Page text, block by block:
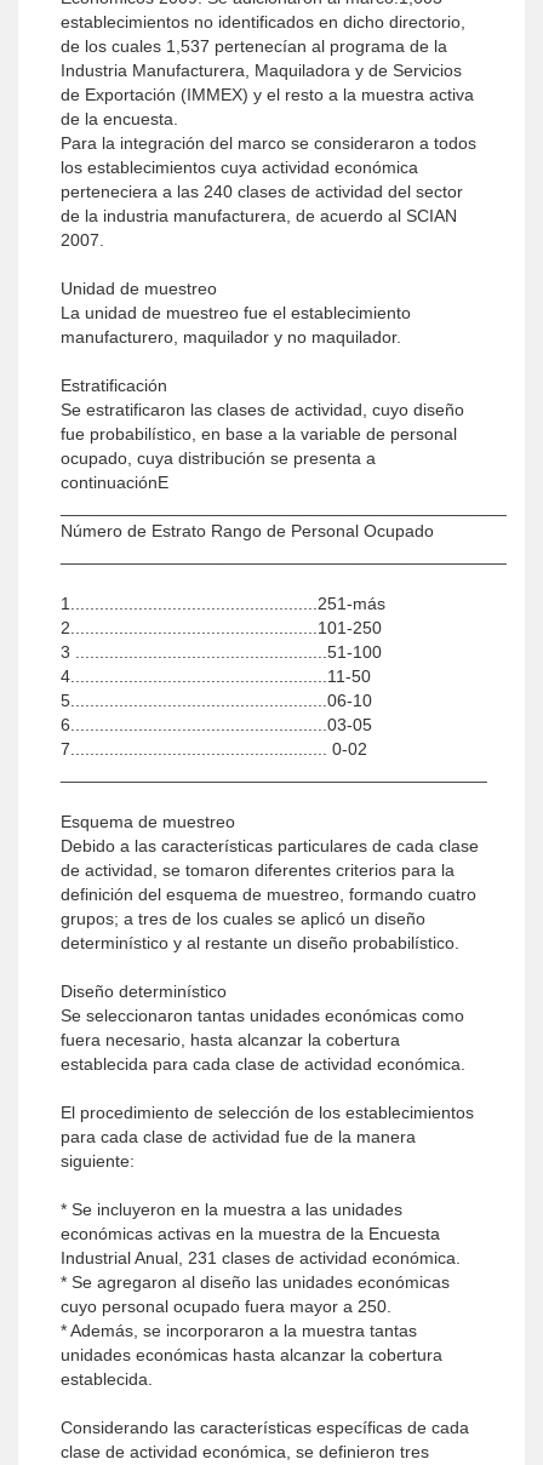
establecimientos no identificados en dicho directorio,
de los cuales 1,537 pertenecían al programa de la
Industria Manufacturera, Maquiladora y de Servicios
de Exportación (IMMEX) y el resto a la muestra activa
de la encuesta.
Para la integración del marco se consideraron a todos
los establecimientos cuya actividad económica
perteneciera a las 240 clases de actividad del sector
de la industria manufacturera, de acuerdo al SCIAN
2007.
Unidad de muestreo
La unidad de muestreo fue el establecimiento
manufacturero, maquilador y no maquilador.
Estratificación
Se estratificaron las clases de actividad, cuyo diseño
fue probabilístico, en base a la variable de personal
ocupado, cuya distribución se presenta a
continuaciónE
Número de Estrato Rango de Personal Ocupado
1...................................................251-más
2...................................................101-250
3 ....................................................51-100
4.....................................................11-50
5.....................................................06-10
6.....................................................03-05
7..................................................... 0-02
Esquema de muestreo
Debido a las características particulares de cada clase
de actividad, se tomaron diferentes criterios para la
definición del esquema de muestreo, formando cuatro
grupos; a tres de los cuales se aplicó un diseño
determinístico y al restante un diseño probabilístico.
Diseño determinístico
Se seleccionaron tantas unidades económicas como
fuera necesario, hasta alcanzar la cobertura
establecida para cada clase de actividad económica.
El procedimiento de selección de los establecimientos
para cada clase de actividad fue de la manera
siguiente:
* Se incluyeron en la muestra a las unidades
económicas activas en la muestra de la Encuesta
Industrial Anual, 231 clases de actividad económica.
* Se agregaron al diseño las unidades económicas
cuyo personal ocupado fuera mayor a 250.
* Además, se incorporaron a la muestra tantas
unidades económicas hasta alcanzar la cobertura
establecida.
Considerando las características específicas de cada
clase de actividad económica, se definieron tres